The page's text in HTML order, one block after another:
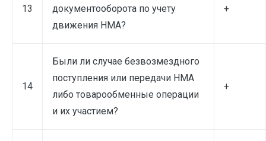
13
документооборота по учету
движения НМА?
+
14
Были ли случае безвозмездного
поступления или передачи НМА
либо товарообменные операции
и их участием?
+